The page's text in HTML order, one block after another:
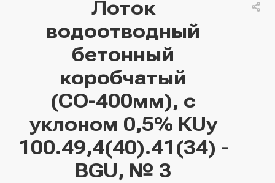
Лоток
водоотводный
бетонный
коробчатый
(СО-400мм), с
уклоном 0,5% КUу
100.49,4(40).41(34) -
BGU, № 3